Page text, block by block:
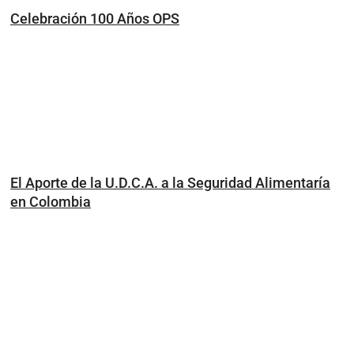
Celebración 100 Años OPS
El Aporte de la U.D.C.A. a la Seguridad Alimentaría
en Colombia